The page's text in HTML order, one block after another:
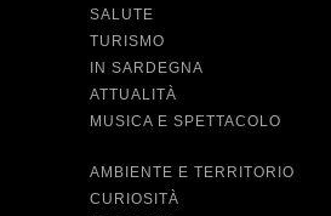
SALUTE
TURISMO
IN SARDEGNA
ATTUALITÀ
MUSICA E SPETTACOLO
AMBIENTE E TERRITORIO
CURIOSITÀ